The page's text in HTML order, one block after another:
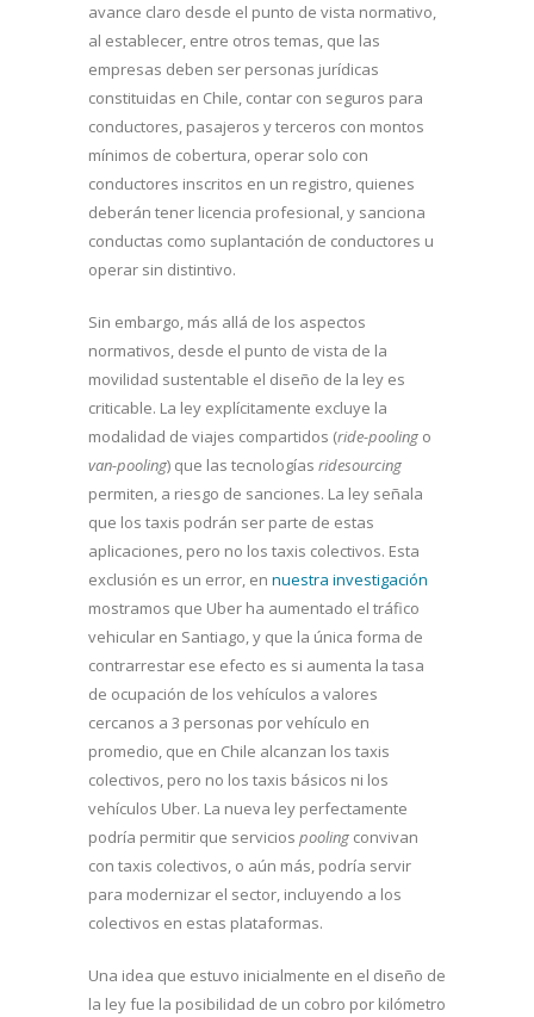
avance claro desde el punto de vista normativo,
al establecer, entre otros temas, que las
empresas deben ser personas jurídicas
constituidas en Chile, contar con seguros para
conductores, pasajeros y terceros con montos
mínimos de cobertura, operar solo con
conductores inscritos en un registro, quienes
deberán tener licencia profesional, y sanciona
conductas como suplantación de conductores u
operar sin distintivo.
Sin embargo, más allá de los aspectos
normativos, desde el punto de vista de la
movilidad sustentable el diseño de la ley es
criticable. La ley explícitamente excluye la
modalidad de viajes compartidos (ride-pooling o
van-pooling) que las tecnologías ridesourcing
permiten, a riesgo de sanciones. La ley señala
que los taxis podrán ser parte de estas
aplicaciones, pero no los taxis colectivos. Esta
exclusión es un error, en nuestra investigación
mostramos que Uber ha aumentado el tráfico
vehicular en Santiago, y que la única forma de
contrarrestar ese efecto es si aumenta la tasa
de ocupación de los vehículos a valores
cercanos a 3 personas por vehículo en
promedio, que en Chile alcanzan los taxis
colectivos, pero no los taxis básicos ni los
vehículos Uber. La nueva ley perfectamente
podría permitir que servicios pooling convivan
con taxis colectivos, o aún más, podría servir
para modernizar el sector, incluyendo a los
colectivos en estas plataformas.
Una idea que estuvo inicialmente en el diseño de
la ley fue la posibilidad de un cobro por kilómetro